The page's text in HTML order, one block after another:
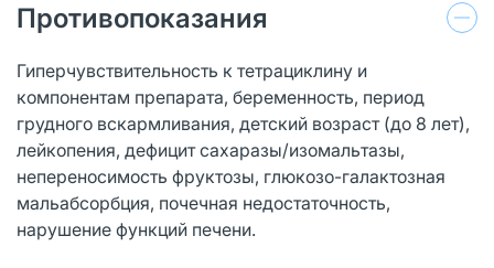
Противопоказания
Гиперчувствительность к тетрациклину и
компонентам препарата, беременность, период
грудного вскармливания, детский возраст (до 8 лет),
лейкопения, дефицит сахаразы/изомальтазы,
непереносимость фруктозы, глюкозо-галактозная
мальабсорбция, почечная недостаточность,
нарушение функций печени.